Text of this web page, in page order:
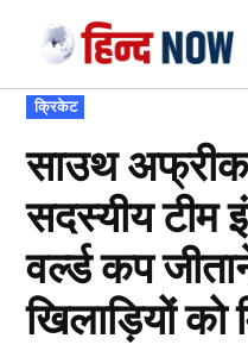
content
POSTED
IN
क्रिकेट
साउथ
सदस्यीय टीम
वर्ल्ड कप
खिलाड़ियों को